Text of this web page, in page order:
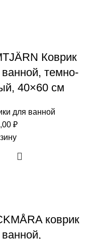
Коврик
темно-
40×60 см
для ванной
₽
коврик